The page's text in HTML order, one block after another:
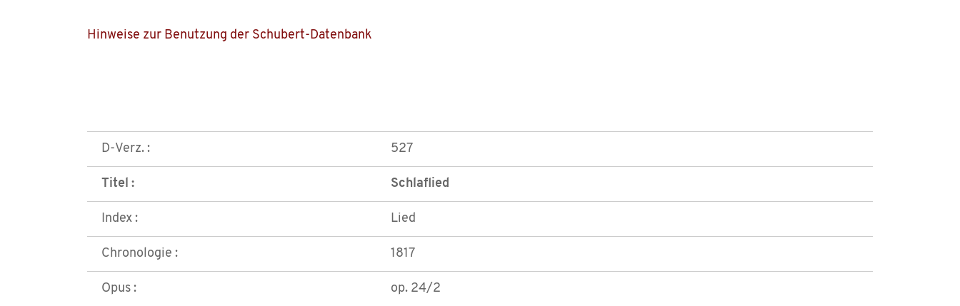
Hinweise zur Benutzung der Schubert-Datenbank
D-Verz. : 527
Titel : Schlaflied
Index : Lied
Chronologie : 1817
Opus : op. 24/2